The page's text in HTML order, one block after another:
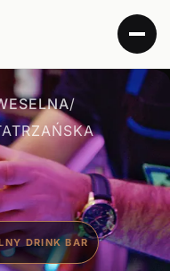
/
DRINK BAR